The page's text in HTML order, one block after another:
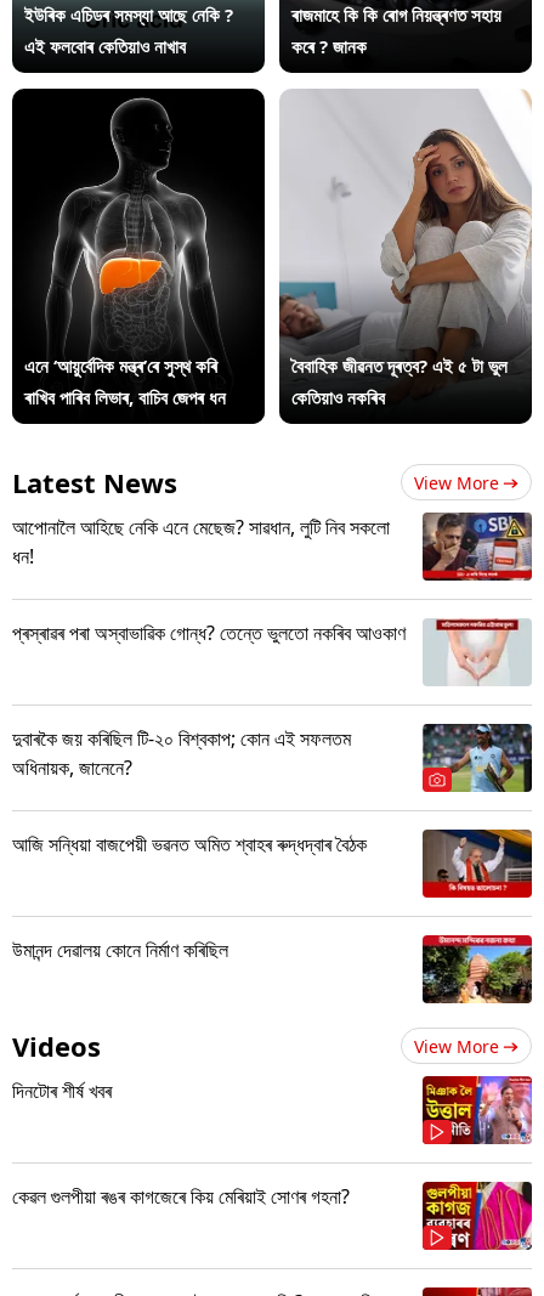
ইউৰিক এচিডৰ সমস্যা আছে নেকি ?
এই ফলবোৰ কেতিয়াও নাখাব
ৰাজমাহে কি কি ৰোগ নিয়ন্ত্ৰণত সহায়
কৰে ? জানক
এনে ‘আয়ুৰ্বেদিক মন্ত্ৰ’ৰে সুস্থ কৰি
ৰাখিব পাৰিব লিভাৰ, বাচিব জেপৰ ধন
বৈবাহিক জীৱনত দূৰত্ব? এই ৫ টা ভুল
কেতিয়াও নকৰিব
Latest News View More
আপোনালৈ আহিছে নেকি এনে মেছেজ? সাৱধান, লুটি নিব সকলো
ধন!
প্ৰস্ৰাৱৰ পৰা অস্বাভাৱিক গোন্ধ? তেন্তে ভুলতো নকৰিব আওকাণ
দুবাৰকৈ জয় কৰিছিল টি-২০ বিশ্বকাপ; কোন এই সফলতম
অধিনায়ক, জানেনে?
আজি সন্ধিয়া বাজপেয়ী ভৱনত অমিত শ্বাহৰ ৰুদ্ধদ্বাৰ বৈঠক
উমানন্দ দেৱালয় কোনে নিৰ্মাণ কৰিছিল
Videos View More
দিনটোৰ শীৰ্ষ খবৰ
কেৱল গুলপীয়া ৰঙৰ কাগজেৰে কিয় মেৰিয়াই সোণৰ গহনা?